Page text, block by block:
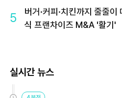
5
버거·커피·치킨까지 줄줄이
식 프랜차이즈 M&A '활기'
실시간 뉴스